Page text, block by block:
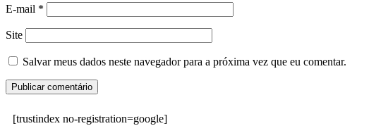
E-mail *
Site
Salvar meus dados neste navegador para a próxima vez que eu comentar.
[trustindex no-registration=google]